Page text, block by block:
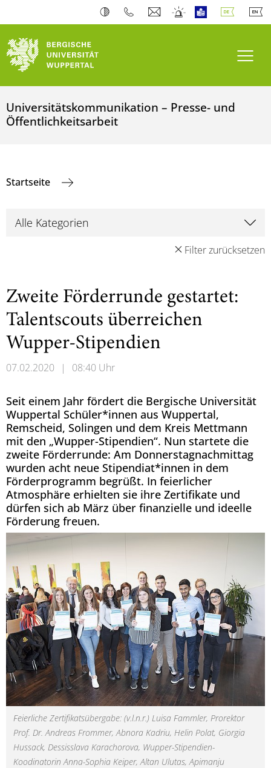
Universitätskommunikation – Presse- und
Öffentlichkeitsarbeit
Startseite
Filter zurücksetzen
Zweite Förderrunde gestartet:
Talentscouts überreichen
Wupper-Stipendien
07.02.2020 | 08:40 Uhr
Seit einem Jahr fördert die Bergische Universität
Wuppertal Schüler*innen aus Wuppertal,
Remscheid, Solingen und dem Kreis Mettmann
mit den „Wupper-Stipendien“. Nun startete die
zweite Förderrunde: Am Donnerstagnachmittag
wurden acht neue Stipendiat*innen in dem
Förderprogramm begrüßt. In feierlicher
Atmosphäre erhielten sie ihre Zertifikate und
dürfen sich ab März über finanzielle und ideelle
Förderung freuen.
Feierliche Zertifikatsübergabe: (v.l.n.r.) Luisa Fammler, Prorektor
Prof. Dr. Andreas Frommer, Abnora Kadriu, Helin Polat, Giorgia
Hussack, Dessisslava Karachorova, Wupper-Stipendien-
Koodinatorin Anna-Sophia Keiper, Altan Ulutas, Apimanju